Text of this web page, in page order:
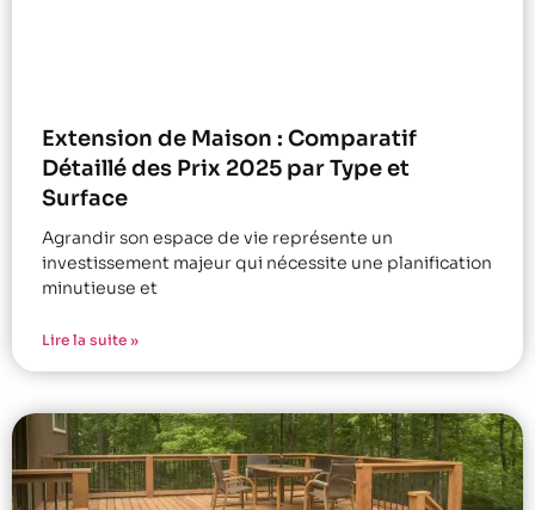
Extension de Maison : Comparatif
Détaillé des Prix 2025 par Type et
Surface
Agrandir son espace de vie représente un
investissement majeur qui nécessite une planification
minutieuse et
Lire la suite »